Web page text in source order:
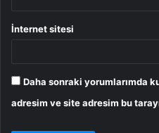
İnternet sitesi
Daha sonraki yorumlarımda
adresim ve site adresim bu